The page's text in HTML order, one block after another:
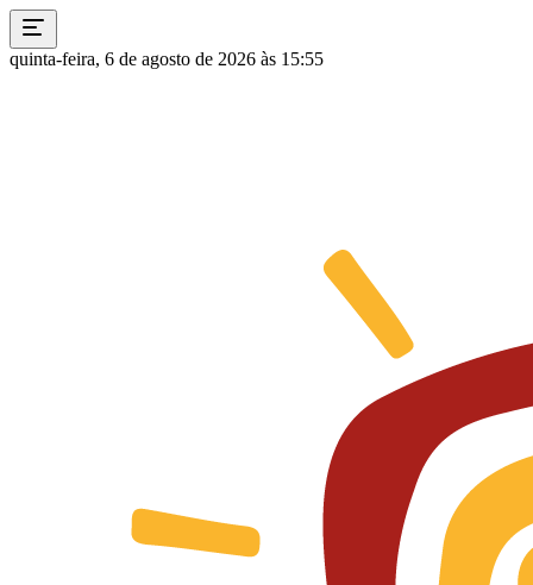
quinta-feira, 6 de agosto de 2026 às 15:55